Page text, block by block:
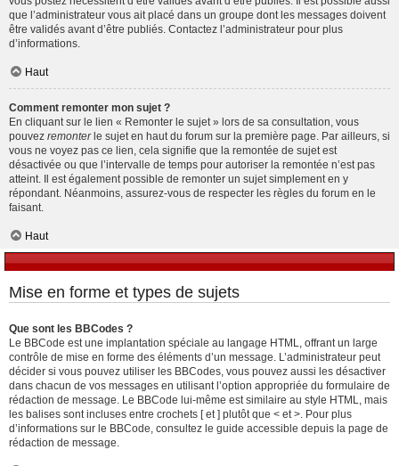
que l’administrateur vous ait placé dans un groupe dont les messages doivent
être validés avant d’être publiés. Contactez l’administrateur pour plus
d’informations.
Haut
Comment remonter mon sujet ?
En cliquant sur le lien « Remonter le sujet » lors de sa consultation, vous
pouvez remonterle sujet en haut du forum sur la première page. Par ailleurs, si
vous ne voyez pas ce lien, cela signifie que la remontée de sujet est
désactivée ou que l’intervalle de temps pour autoriser la remontée n’est pas
atteint. Il est également possible de remonter un sujet simplement en y
répondant. Néanmoins, assurez-vous de respecter les règles du forum en le
faisant.
Haut
Mise en forme et types de sujets
Que sont les BBCodes ?
Le BBCode est une implantation spéciale au langage HTML, offrant un large
contrôle de mise en forme des éléments d’un message. L’administrateur peut
décider si vous pouvez utiliser les BBCodes, vous pouvez aussi les désactiver
dans chacun de vos messages en utilisant l’option appropriée du formulaire de
rédaction de message. Le BBCode lui-même est similaire au style HTML, mais
les balises sont incluses entre crochets [ et ] plutôt que < et >. Pour plus
d’informations sur le BBCode, consultez le guide accessible depuis la page de
rédaction de message.